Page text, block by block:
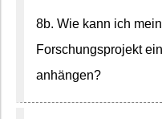
8b. Wie kann ich
Forschungsprojekt
anhängen?